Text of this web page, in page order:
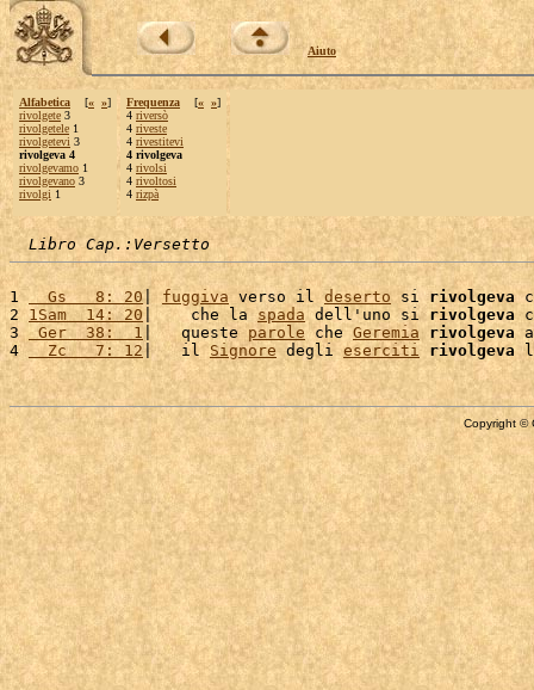
Aiuto
Alfabetica [« »]
rivolgete 3
rivolgetele 1
rivolgetevi 3
rivolgeva 4
rivolgevamo 1
rivolgevano 3
rivolgi 1
Frequenza [« »]
4 riversò
4 riveste
4 rivestitevi
4 rivolgeva
4 rivolsi
4 rivoltosi
4 rizpà
Libro Cap.:Versetto
1
  Gs   8: 20
| fuggiva verso il deserto si rivolgeva
2 1Sam  14: 20 |    che la spada dell'uno si rivolgeva
3 Ger  38:  1 |   queste parole che Geremia rivolgeva
4
  Zc   7: 12
|   il Signore degli eserciti rivolgeva
Copyright ©